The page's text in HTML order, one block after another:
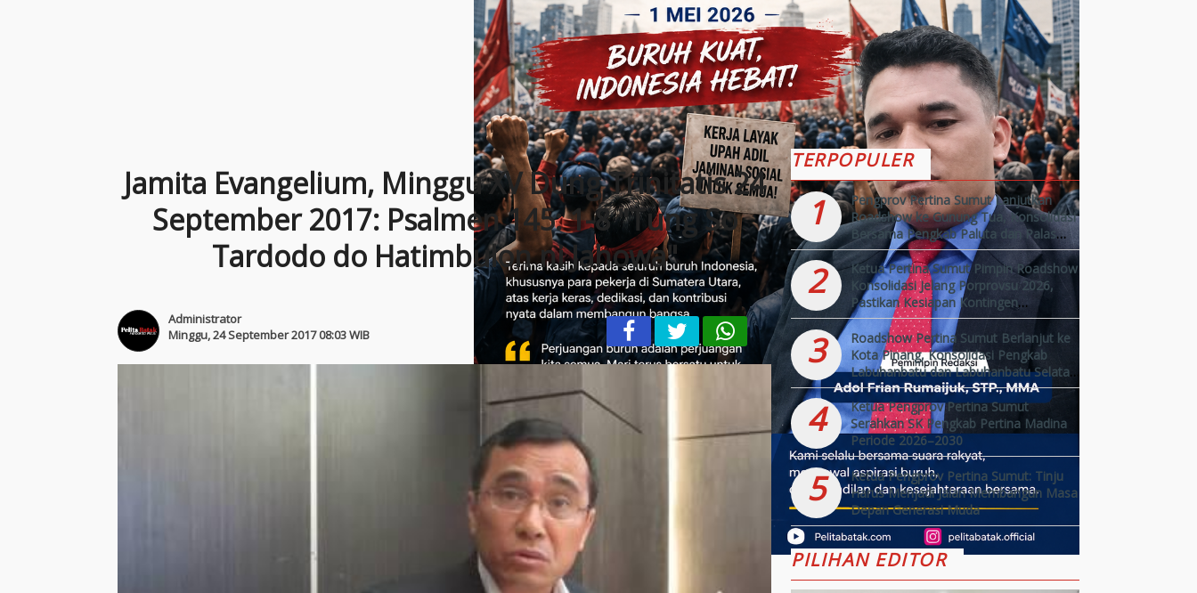
Jamita Evangelium, Minggu XV Dung Trinitatis 24
September 2017: Psalmen 145: 1-8 "Tung So
Tardodo do Hatimbulon ni Jahowa"
Administrator
Minggu, 24 September 2017 08:03 WIB
TERPOPULER
1
Pengprov Pertina Sumut Lanjutkan
Roadshow ke Gunung Tua, Konsolidasi
Bersama Pengkab Paluta dan Palas
Jelang Porprovsu 2026
2
Ketua Pertina Sumut Pimpin Roadshow
Konsolidasi Jelang Porprovsu 2026,
Pastikan Kesiapan Kontingen
Kabupaten/Kota
3
Roadshow Pertina Sumut Berlanjut ke
Kota Pinang, Konsolidasi Pengkab
Labuhanbatu dan Labuhanbatu Selatan
Jelang Porprovsu 2026
4
Ketua Pengprov Pertina Sumut
Serahkan SK Pengkab Pertina Madina
Periode 2026–2030
5
Ketua Pengprov Pertina Sumut: Tinju
Harus Menjadi Jalan Membangun Masa
Depan Generasi Muda
PILIHAN EDITOR